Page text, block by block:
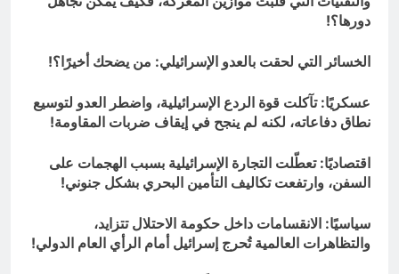
دورها؟!
الخسائر التي لحقت بالعدو الإسرائيلي: من يضحك أخيرًا؟!
عسكريًا: تآكلت قوة الردع الإسرائيلية، واضطر العدو لتوسيع
نطاق دفاعاته، لكنه لم ينجح في إيقاف ضربات المقاومة!
اقتصاديًا: تعطّلت التجارة الإسرائيلية بسبب الهجمات على
السفن، وارتفعت تكاليف التأمين البحري بشكل جنوني!
سياسيًا: الانقسامات داخل حكومة الاحتلال تتزايد،
والتظاهرات العالمية تُحرج إسرائيل أمام الرأي العام الدولي!